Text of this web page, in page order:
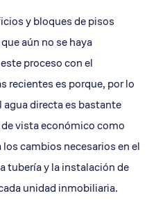
y bloques de pisos
aún no se haya
proceso con el
recientes es porque, por lo
agua directa es bastante
vista económico como
cambios necesarios en el
tubería y la instalación de
unidad inmobiliaria.